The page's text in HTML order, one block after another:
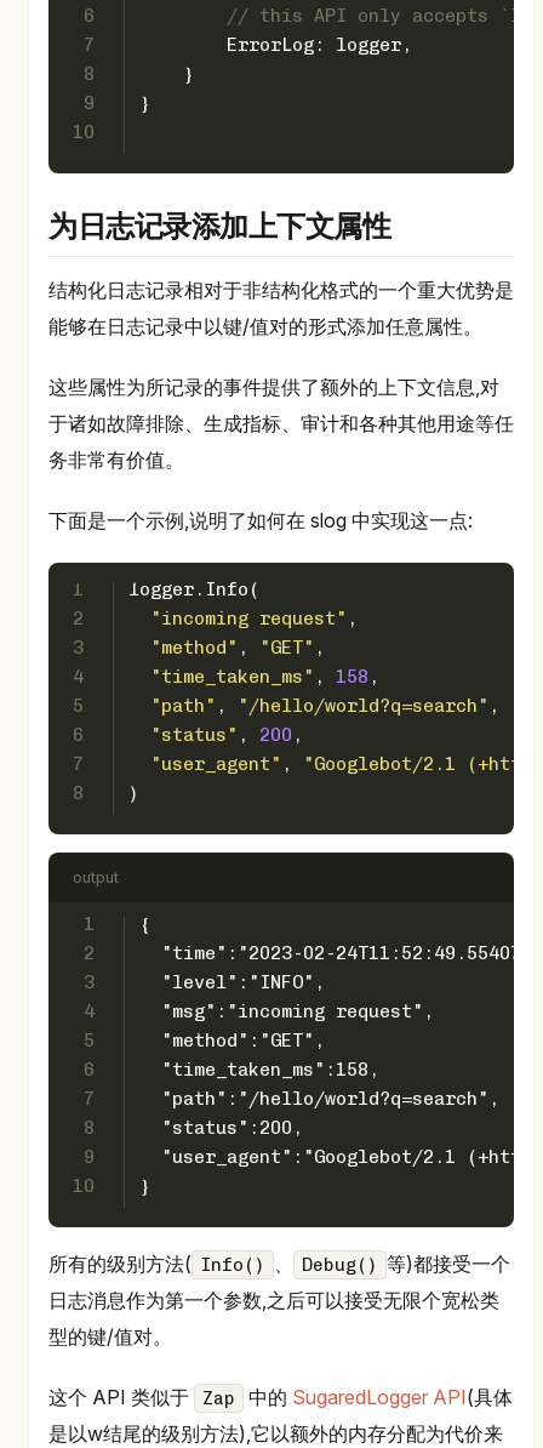
6
7
8
9
10
// this API only accepts
        ErrorLog: logger,
    }
}
为日志记录添加上下文属性
结构化日志记录相对于非结构化格式的一个重大优势是
能够在日志记录中以键/值对的形式添加任意属性。
这些属性为所记录的事件提供了额外的上下文信息,对
于诸如故障排除、生成指标、审计和各种其他用途等任
务非常有价值。
下面是一个示例,说明了如何在 slog 中实现这一点:
1
2
3
4
5
6
7
8
logger.Info(
"incoming request" ,
"method" , "GET" ,
"time_taken_ms" , 158 ,
"path" , "/hello/world?q=search" ,
"status" , 200 ,
"user_agent" ,
"Googlebot/2.1
)
output
1
2
3
4
5
6
7
8
9
10
{
"time":"2023-02-
  "level":"INFO",
  "msg":"incoming request",
  "method":"GET",
  "time_taken_ms":158,
  "path":"/hello/world?q=search",
  "status":200,
"user_agent":"Googlebot/2.1
}
所有的级别方法( Info() 、 Debug() 等)都接受一个
日志消息作为第一个参数,之后可以接受无限个宽松类
型的键/值对。
这个 API 类似于 Zap 中的 SugaredLogger API(具体
是以w结尾的级别方法),它以额外的内存分配为代价来